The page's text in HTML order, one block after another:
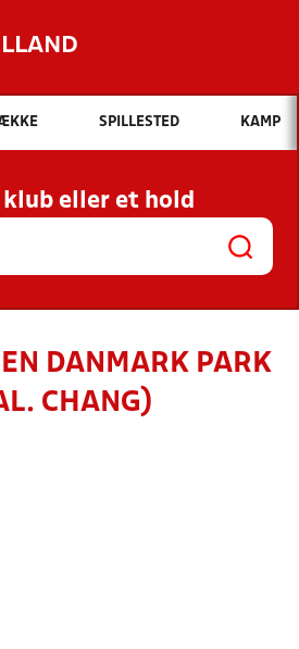
Hvad vil du søge efter?
INDHOLD OG NYHEDER
KLUBBER OG
HOLD
SPILLESTED KAMP
klub eller et hold
DANMARK PARK
CHANG)